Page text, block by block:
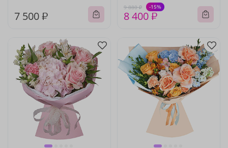
7 500 ₽
9 880 ₽ -15%
8 400 ₽